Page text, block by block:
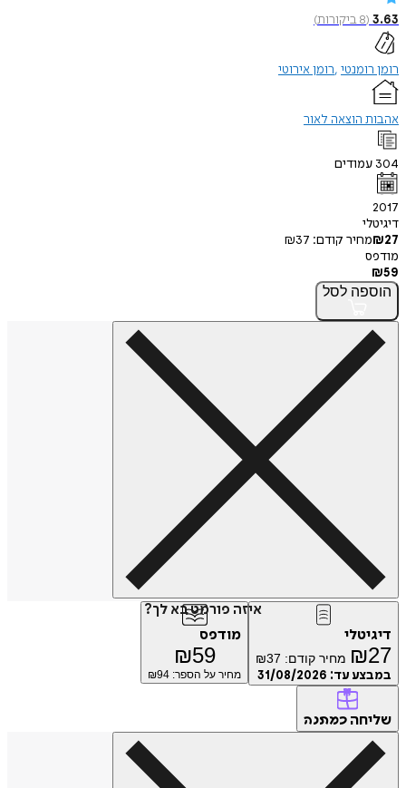
3.63
(
8ביקורות)
רומן רומנטי רומן אירוטי
אהבות הוצאה לאור
304 עמודים
2017
דיגיטלי
₪27 מחיר קודם: ₪37
מודפס
₪59
הוספה לסל
איזה פורמט בא לך?
דיגיטלי
₪27 מחיר קודם: ₪37
במבצע עד: 31/08/2026
מודפס
₪59
מחיר על הספר: ₪ 94
שליחה כמתנה